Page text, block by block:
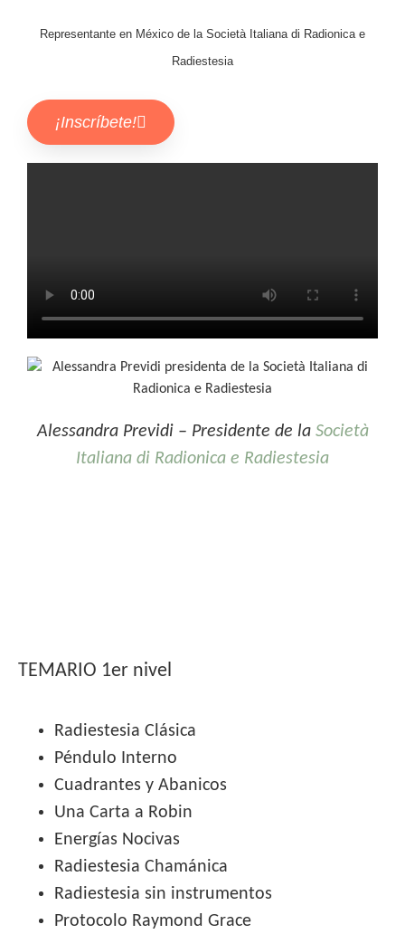
Representante en México de la Società Italiana di Radionica e
Radiestesia
¡Inscríbete!
Alessandra Previdi – Presidente de la Società
Italiana di Radionica e Radiestesia
TEMARIO 1er nivel
Radiestesia Clásica
Péndulo Interno
Cuadrantes y Abanicos
Una Carta a Robin
Energías Nocivas
Radiestesia Chamánica
Radiestesia sin instrumentos
Protocolo Raymond Grace